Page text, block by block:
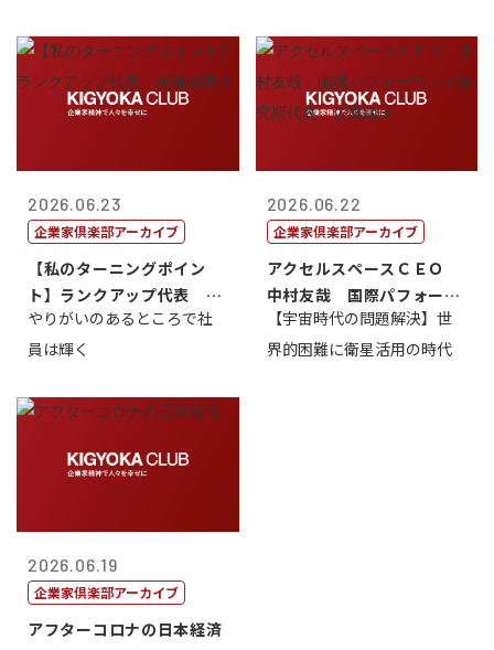
2026.06.23
企業家倶楽部アーカイブ
【私のターニングポイン
ト】ランクアップ代表 岩
崎裕美子
やりがいのあるところで社
員は輝く
2026.06.22
企業家倶楽部アーカイブ
アクセルスペースＣＥＯ
中村友哉 国際パフォーマ
ンス研究所代...
【宇宙時代の問題解決】世
界的困難に衛星活用の時代
2026.06.19
企業家倶楽部アーカイブ
アフターコロナの日本経済